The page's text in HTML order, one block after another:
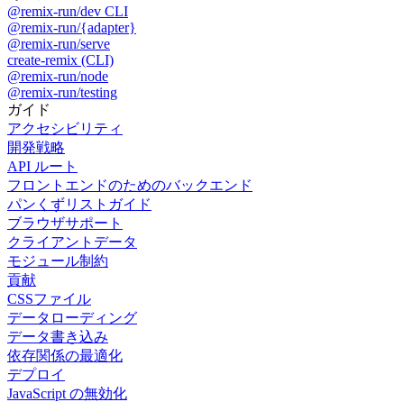
@remix-run/dev CLI
@remix-run/{adapter}
@remix-run/serve
create-remix (CLI)
@remix-run/node
@remix-run/testing
ガイド
アクセシビリティ
開発戦略
API ルート
フロントエンドのためのバックエンド
パンくずリストガイド
ブラウザサポート
クライアントデータ
モジュール制約
貢献
CSSファイル
データローディング
データ書き込み
依存関係の最適化
デプロイ
JavaScript の無効化